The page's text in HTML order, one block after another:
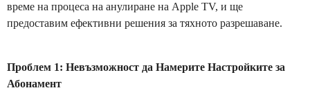
време на процеса на анулиране на Apple TV, и ще
предоставим ефективни решения за тяхното разрешаване.
Проблем 1: Невъзможност да Намерите Настройките за
Абонамент